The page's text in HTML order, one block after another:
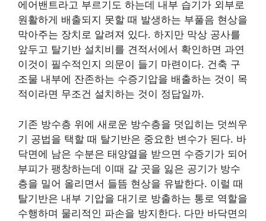
에어밴트라고 부르기도 하는데 내부 습기가 외부로
원활하게 배출되지 못할 때 발생하는 부풀음 현상을
막아주는 장치로 알려져 있다. 하지만 막상 공사를
앞두고 탈기반 설치비를 견적서에서 확인하면 과연
이것이 필수적인지 의문이 들기 마련이다. 건축 구
조물 내부에 잔존하는 수증기압을 배출하는 것이 목
적이라면 무조건 설치하는 것이 정답일까.
기존 방수층 위에 새로운 방수층을 덧입히는 덧씌우
기 공법을 택할 때 탈기반은 중요한 변수가 된다. 바
닥면에 남은 수분은 태양열을 받으면 수증기가 되어
부피가 팽창하는데 이때 갈 곳을 잃은 공기가 방수
층을 밀어 올리면서 들뜸 현상을 유발한다. 이럴 때
탈기반은 내부 기압을 대기로 방출하는 통로 역할을
수행하며 물리적인 파손을 방지한다. 다만 바닥면의